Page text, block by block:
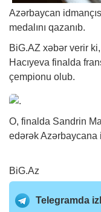
Azərbaycan
medalını qazanıb.
BiG.AZ xəbər verir
Hacıyeva finalda
çempionu olub.
O, finalda Sandrin
edərək Azərbaycana
BiG.Az
Telegramda